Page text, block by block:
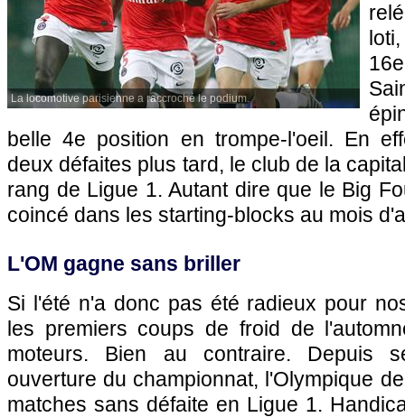
La locomotive parisienne a raccroché le podium.
belle 4e position en trompe-l'oeil. En
deux défaites plus tard, le club de la
rang de Ligue 1. Autant dire que le Big
coincé dans les starting-blocks au mois
L'OM gagne sans briller
Si l'été n'a donc pas été radieux pour
les premiers coups de froid de
moteurs. Bien au contraire. Depuis
ouverture du championnat, l'Olympique
matches sans défaite en Ligue 1.